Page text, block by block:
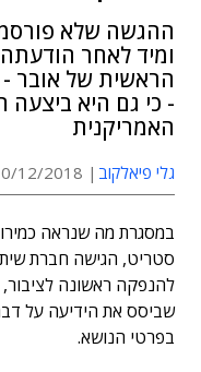
ההגשה שלא
ומיד לאחר
הראשית של אובר -
האמריקנית
גלי פיאלקוב 12/2018 13:41
במסגרת מה שנראה
סטריט, הגישה חברת
להנפקה ראשונה לציבור,
שביסס את הידיעה על
בפרטי הנושא.